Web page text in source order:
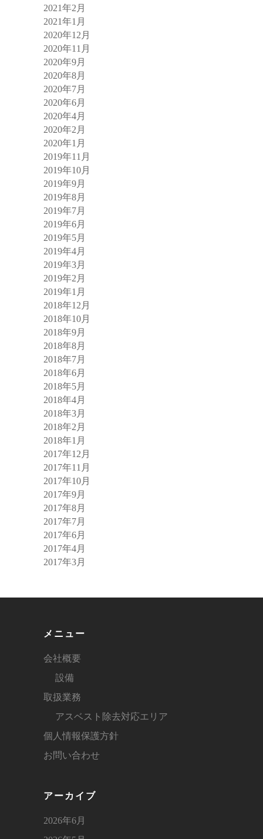
2021年2月
2021年1月
2020年12月
2020年11月
2020年9月
2020年8月
2020年7月
2020年6月
2020年4月
2020年2月
2020年1月
2019年11月
2019年10月
2019年9月
2019年8月
2019年7月
2019年6月
2019年5月
2019年4月
2019年3月
2019年2月
2019年1月
2018年12月
2018年10月
2018年9月
2018年8月
2018年7月
2018年6月
2018年5月
2018年4月
2018年3月
2018年2月
2018年1月
2017年12月
2017年11月
2017年10月
2017年9月
2017年8月
2017年7月
2017年6月
2017年4月
2017年3月
メニュー
会社概要
設備
取扱業務
アスベスト除去対応エリア
個人情報保護方針
お問い合わせ
アーカイブ
2026年6月